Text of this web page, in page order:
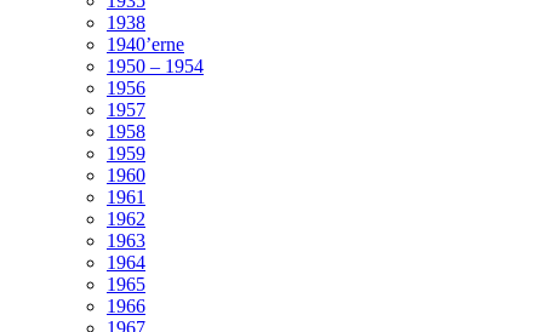
1938
1940’erne
1950 – 1954
1956
1957
1958
1959
1960
1961
1962
1963
1964
1965
1966
1967